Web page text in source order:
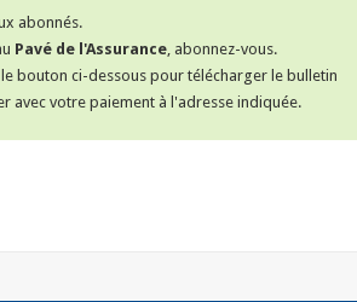
abonnés.
Pavé de l'Assurance, abonnez-vous.
bouton ci-dessous pour télécharger le bulletin
avec votre paiement à l'adresse indiquée.